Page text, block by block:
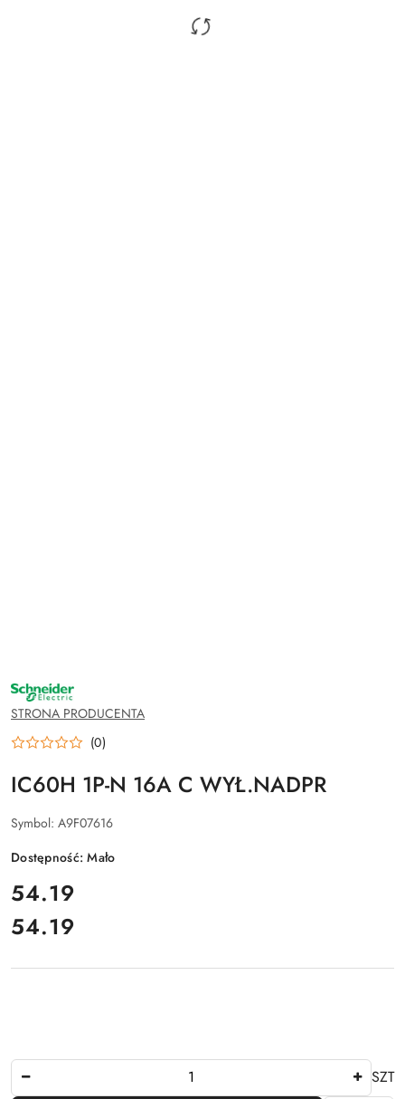
NAZWA
PRODUCENTA:
SCHNEIDER
ELECTRIC
STRONA PRODUCENTA
(0)
IC60H 1P-N 16A C WYŁ.NADPR
Symbol: A9F07616
Dostępność:Mało
cena:
54.19
Cena:
54.19
SZT